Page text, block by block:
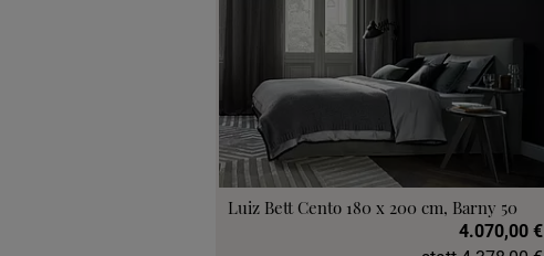
Luiz Bett Cento 180 x 200 cm, Barny 50
4.070,00 €